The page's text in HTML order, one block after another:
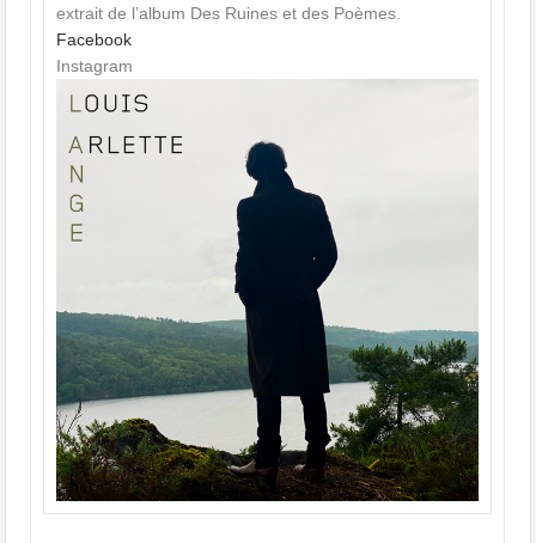
extrait de l’album Des Ruines et des Poèmes.
Facebook
Instagram